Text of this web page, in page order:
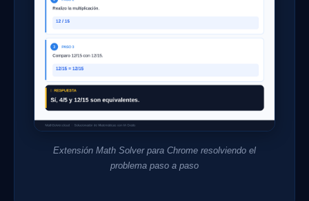
Extensión Math Solver para Chrome resolviendo el
problema paso a paso